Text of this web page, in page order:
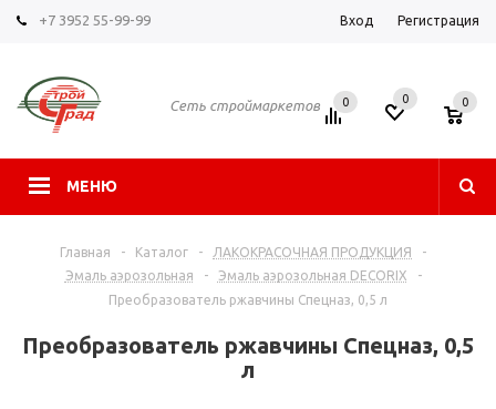
+7 3952 55-99-99 Вход Регистрация
Сеть строймаркетов
МЕНЮ
0 0 0
Главная - Каталог - ЛАКОКРАСОЧНАЯ ПРОДУКЦИЯ
-
Эмаль аэрозольная
- Эмаль аэрозольная DECORIX
-
Преобразователь ржавчины Спецназ, 0,5 л
Преобразователь ржавчины Спецназ, 0,5
л